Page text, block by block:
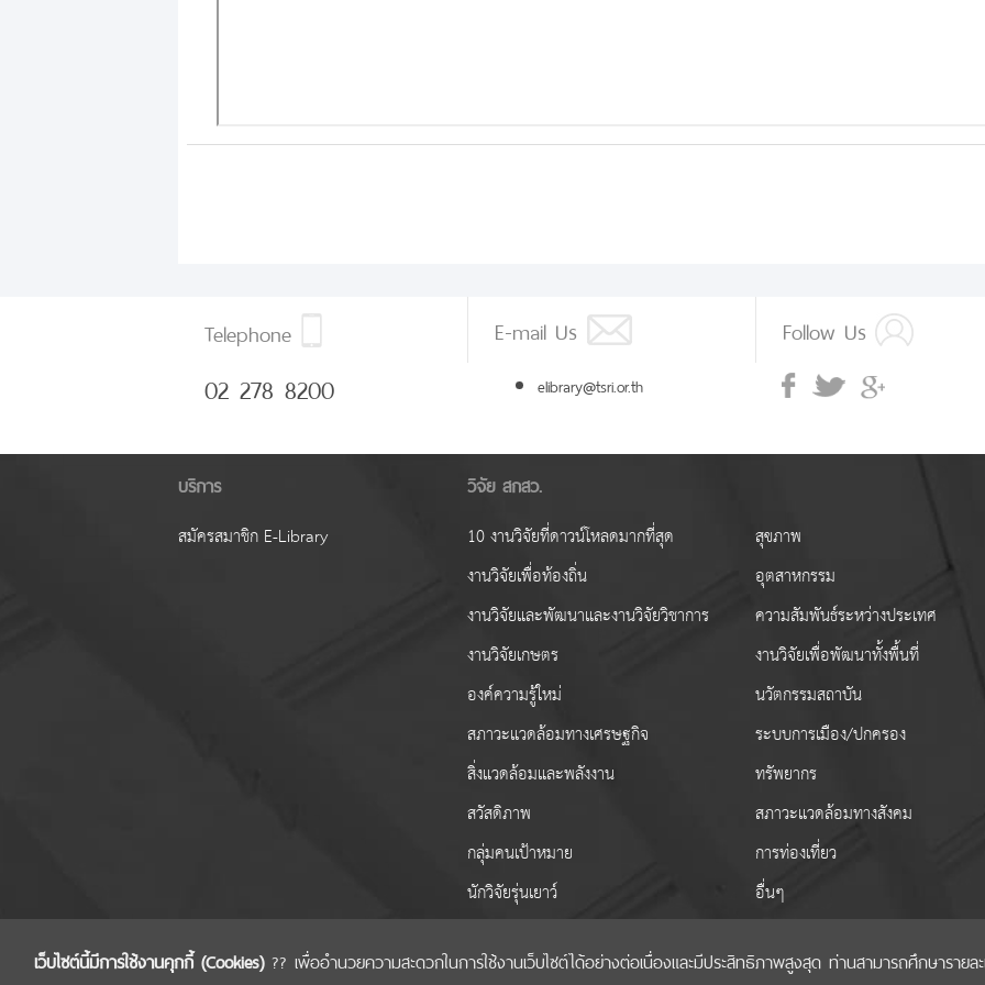
เว็บไซต์นี้มีการใช้งานคุกกี้ (Cookies)?? เพื่ออำนวยความสะดวกในการใช้งานเว็บไซต์ได้อย่างต่อเนื่องและมีประสิทธิภาพสูงสุด ท่านสามารถศึกษารายล
Telephone
02 278 8200
E-mail Us
elibrary@tsri.or.th
Follow Us
บริการ
สมัครสมาชิก E-Library
วิจัย สกสว.
10 งานวิจัยที่ดาวน์โหลดมากที่สุด
งานวิจัยเพื่อท้องถิ่น
งานวิจัยและพัฒนาและงานวิจัยวิชาการ
งานวิจัยเกษตร
องค์ความรู้ใหม่
สภาวะแวดล้อมทางเศรษฐกิจ
สิ่งแวดล้อมและพลังงาน
สวัสดิภาพ
กลุ่มคนเป้าหมาย
นักวิจัยรุ่นเยาว์
สุขภาพ
อุตสาหกรรม
ความสัมพันธ์ระหว่างประเทศ
งานวิจัยเพื่อพัฒนาทั้งพื้นที่
นวัตกรรมสถาบัน
ระบบการเมือง/ปกครอง
ทรัพยากร
สภาวะแวดล้อมทางสังคม
การท่องเที่ยว
อื่นๆ
COPYRIGHT © 2022 สำนักงานคณะกรรมการส่งเสริมวิทยาศาสตร์ วิจัยและนวัตกรรม (สกสว.)